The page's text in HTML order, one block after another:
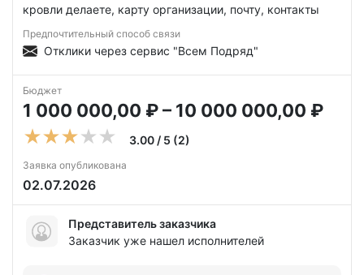
кровли делаете, карту организации, почту, контакты
Предпочтительный способ связи
Отклики через сервис "Всем Подряд"
Бюджет
1 000 000,00 ₽ – 10 000 000,00 ₽
3.00 / 5 (2)
Заявка опубликована
02.07.2026
Представитель заказчика
Заказчик уже нашел исполнителей